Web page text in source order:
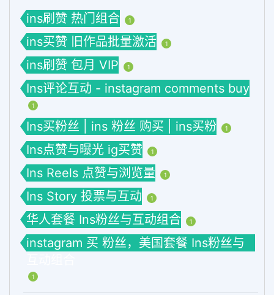
ins刷赞 热门组合 1
ins买赞 旧作品批量激活 1
ins刷赞 包月 VIP 1
Ins评论互动 - instagram comments buy
1
Ins买粉丝 | ins 粉丝 购买 | ins买粉 1
Ins点赞与曝光 ig买赞 1
Ins Reels 点赞与浏览量 1
Ins Story 投票与互动 1
华人套餐 Ins粉丝与互动组合 1
instagram 买 粉丝，美国套餐 Ins粉丝与
1